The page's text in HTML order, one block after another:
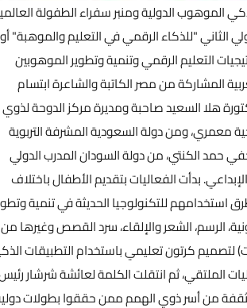
الموهوب الدولية ومنبر سفراء الطفولة
الثاني "للذكاء الرقمي في التعليم والموهبة"
التعليم الرقمي وتنمية وتطوير الموهوبين
المشاركة من مصر الكاتبة والشاعرة ابتسام
هلا السعيد صاحبة ومديرة مركز الدوحة لذوي
معمري، ومن دولة السعودية المشرفة التربوية
حمد الكنتي، من دولة السودان المدرب الدولي
بدأت الفعاليات بتقديم الأطفال باختلاف
استخدامهم للتكنولوجيا الحديثة في تنمية
الرسم، الشعر والإلقاء، سرد القصص وغيرها من
وافتتح الملتقى بعرض سفيرة الطفولة مريم عابدين من مصر (4 سنوات) لتصميم كرتون تعليمي باستخدام التطبيقات
الملتقي، ثم انتقلت الكلمة لعائشة شرشار
مثقفة من أسر ذوي الهمم ممن حققوا بطولات